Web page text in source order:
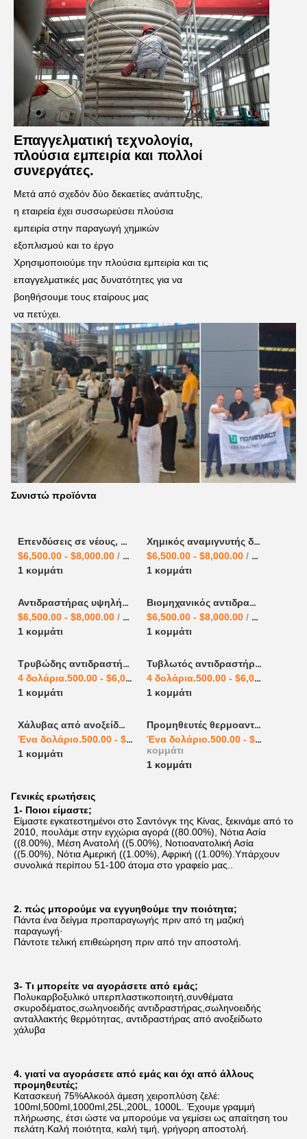
Επαγγελματική τεχνολογία,
πλούσια εμπειρία και πολλοί
συνεργάτες.
Μετά από σχεδόν δύο δεκαετίες ανάπτυξης,
η εταιρεία έχει συσσωρεύσει πλούσια
εμπειρία στην παραγωγή χημικών
εξοπλισμού και το έργο
Χρησιμοποιούμε την πλούσια εμπειρία και τις
επαγγελματικές μας δυνατότητες για να
βοηθήσουμε τους εταίρους μας
να πετύχει.
Συνιστώ προϊόντα
Επενδύσεις σε νέους, μακροπρόθεσμη προμήθεια εξωτερικού αντιδραστήρα κυλίνδρων αντιδραστήρα χημικών αντιδραστήρων
$6,500.00 - $8,000.00 / κομμάτι
1 κομμάτι
Χημικός αναμιγνυτής διαλυτών αντιδραστήρας από ανοξείδωτο χάλυβα αντιδραστήρας χημικός αντιδραστήρας αντιδραστήρας δοχείο προμηθευτές αντιδραστήρα από ανοξείδωτο χάλυβα
$6,500.00 - $8,000.00 / κομμάτι
1 κομμάτι
Αντιδραστήρας υψηλής πίεσης από ανοξείδωτο χάλυβα 1L2L5L10L20L50L100L χημικός αντιδραστήρας
$6,500.00 - $8,000.00 / κομμάτι
1 κομμάτι
Βιομηχανικός αντιδραστήρας αμμωνίας αναμειγνυτής καταλυτικός αντιδραστήρας χημικός αντιδραστήρας αντιδραστήρας λέβητα προμηθευτές αντιδραστήρες από ανοξείδωτο χάλυβα
$6,500.00 - $8,000.00 / κομμάτι
1 κομμάτι
Τρυβώδης αντιδραστήρας από ανοξείδωτο χάλυβα βιομηχανικός σωληνωτός αντιδραστήρας χημικός αντιδραστήρας από ανοξείδωτο χάλυβα
4 δολάρια.500.00 - $6,000.00
/ κομμάτι
1 κομμάτι
Τυβλωτός αντιδραστήρας από ανοξείδωτο χάλυβα χημικός αντιδραστήραςΤυβλωτός αντιδραστήρας 2023 Παροχή Boke αυτόματη υψηλή μεταφορά θερμότητας υψηλή ασφάλεια
4 δολάρια.500.00 - $6,000.00
1 κομμάτι
Χάλυβας από ανοξείδωτο σωλήνα Ανταλλάκτης θερμότητας σωλήνα Ανταλλάκτης θερμότητας ψύξης Ανταλλάκτης θερμότητας
Ένα δολάριο.500.00 - $3,000.00
/ κομμάτι
1 κομμάτι
Προμηθευτές θερμοανταλλακτών κελύφους και σωλήνων
Ένα δολάριο.500.00 - $3,000.00
κομμάτι
1 κομμάτι
Γενικές ερωτήσεις
1- Ποιοι είμαστε;
Είμαστε εγκατεστημένοι στο Σαντόνγκ της Κίνας, ξεκινάμε από το
2010, πουλάμε στην εγχώρια αγορά ((80.00%), Νότια Ασία
((8.00%), Μέση Ανατολή ((5.00%), Νοτιοανατολική Ασία
((5.00%), Νότια Αμερική ((1.00%), Αφρική ((1.00%).Υπάρχουν
συνολικά περίπου 51-100 άτομα στο γραφείο μας..
2. πώς μπορούμε να εγγυηθούμε την ποιότητα;
Πάντα ένα δείγμα προπαραγωγής πριν από τη μαζική
παραγωγή·
Πάντοτε τελική επιθεώρηση πριν από την αποστολή.
3- Τι μπορείτε να αγοράσετε από εμάς;
Πολυκαρβοξυλικό υπερπλαστικοποιητή,συνθέματα
σκυροδέματος,σωληνοειδής αντιδραστήρας,σωληνοειδής
ανταλλακτής θερμότητας, αντιδραστήρας από ανοξείδωτο
χάλυβα
4. γιατί να αγοράσετε από εμάς και όχι από άλλους
προμηθευτές;
Κατασκευή 75%Αλκοόλ άμεση χειροπλύση ζελέ:
100ml,500ml,1000ml,25L,200L, 1000L. Έχουμε γραμμή
πλήρωσης, έτσι ώστε να μπορούμε να γεμίσει ως απαίτηση του
πελάτη.Καλή ποιότητα, καλή τιμή, γρήγορη αποστολή.